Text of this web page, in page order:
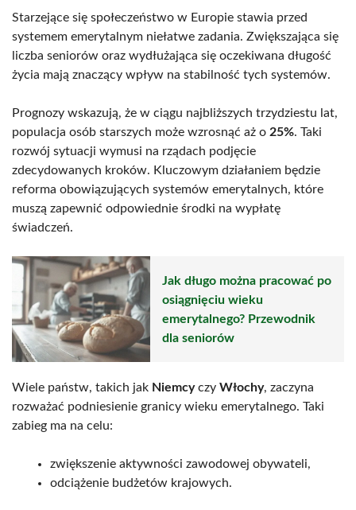
Starzejące się społeczeństwo w Europie stawia przed
systemem emerytalnym niełatwe zadania. Zwiększająca się
liczba seniorów oraz wydłużająca się oczekiwana długość
życia mają znaczący wpływ na stabilność tych systemów.
Prognozy wskazują, że w ciągu najbliższych trzydziestu lat,
populacja osób starszych może wzrosnąć aż o 25%. Taki
rozwój sytuacji wymusi na rządach podjęcie
zdecydowanych kroków. Kluczowym działaniem będzie
reforma obowiązujących systemów emerytalnych, które
muszą zapewnić odpowiednie środki na wypłatę
świadczeń.
Jak długo można pracować po
osiągnięciu wieku
emerytalnego? Przewodnik
dla seniorów
Wiele państw, takich jak Niemcyczy Włochy, zaczyna
rozważać podniesienie granicy wieku emerytalnego. Taki
zabieg ma na celu:
zwiększenie aktywności zawodowej obywateli,
odciążenie budżetów krajowych.